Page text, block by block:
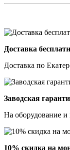
Доставка
Доставка по
Заводская
На оборудование
10% скидка на